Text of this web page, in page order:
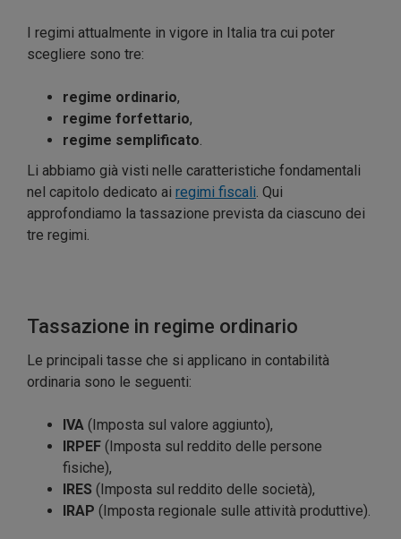
I regimi attualmente in vigore in Italia tra cui poter
scegliere sono tre:
regime ordinario,
regime forfettario,
regime semplificato.
Li abbiamo già visti nelle caratteristiche fondamentali
nel capitolo dedicato ai regimi fiscali. Qui
approfondiamo la tassazione prevista da ciascuno dei
tre regimi.
Tassazione in regime ordinario
Le principali tasse che si applicano in contabilità
ordinaria sono le seguenti:
IVA (Imposta sul valore aggiunto),
IRPEF (Imposta sul reddito delle persone
fisiche),
IRES (Imposta sul reddito delle società),
IRAP (Imposta regionale sulle attività produttive).